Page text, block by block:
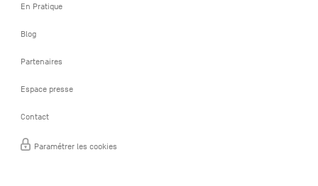
En Pratique
Blog
Partenaires
Espace presse
Contact
Paramétrer les cookies